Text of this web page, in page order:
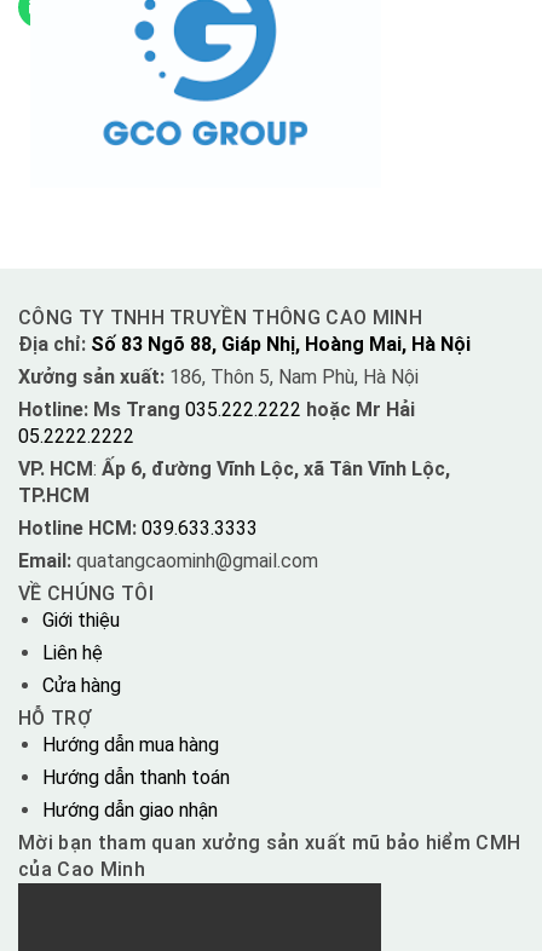
CÔNG TY TNHH TRUYỀN THÔNG CAO MINH
Địa chỉ: Số 83 Ngõ 88, Giáp Nhị, Hoàng Mai, Hà Nội
Xưởng sản xuất: 186, Thôn 5, Nam Phù, Hà Nội
Hotline: Ms Trang 035.222.2222 hoặc Mr Hải
05.2222.2222
VP. HCM: Ấp 6, đường Vĩnh Lộc, xã Tân Vĩnh Lộc,
TP.HCM
Hotline HCM: 039.633.3333
Email: quatangcaominh@gmail.com
VỀ CHÚNG TÔI
Giới thiệu
Liên hệ
Cửa hàng
HỖ TRỢ
Hướng dẫn mua hàng
Hướng dẫn thanh toán
Hướng dẫn giao nhận
Mời bạn tham quan xưởng sản xuất mũ bảo hiểm CMH
của Cao Minh